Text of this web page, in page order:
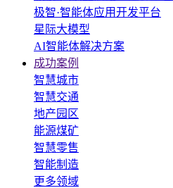
极智·智能体应用开发平台
星际大模型
AI智能体解决方案
成功案例
智慧城市
智慧交通
地产园区
能源煤矿
智慧零售
智能制造
更多领域